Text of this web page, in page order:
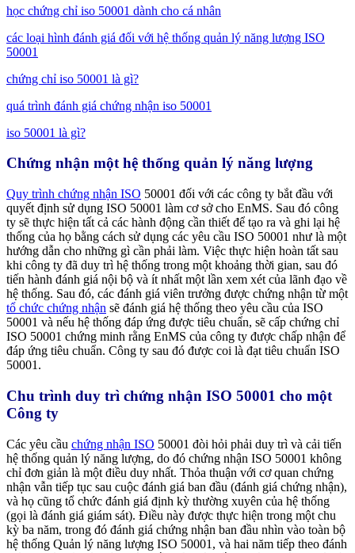
học chứng chỉ iso 50001 dành cho cá nhân
các loại hình đánh giá đối với hệ thống quản lý năng lượng ISO
50001
chứng chỉ iso 50001 là gì?
quá trình đánh giá chứng nhận iso 50001
iso 50001 là gì?
Chứng nhận một hệ thống quản lý năng lượng
Quy trình chứng nhận ISO 50001 đối với các công ty bắt đầu với
quyết định sử dụng ISO 50001 làm cơ sở cho EnMS. Sau đó công
ty sẽ thực hiện tất cả các hành động cần thiết để tạo ra và ghi lại hệ
thống của họ bằng cách sử dụng các yêu cầu ISO 50001 như là một
hướng dẫn cho những gì cần phải làm. Việc thực hiện hoàn tất sau
khi công ty đã duy trì hệ thống trong một khoảng thời gian, sau đó
tiến hành đánh giá nội bộ và ít nhất một lần xem xét của lãnh đạo về
hệ thống. Sau đó, các đánh giá viên trưởng được chứng nhận từ một
tổ chức chứng nhận sẽ đánh giá hệ thống theo yêu cầu của ISO
50001 và nếu hệ thống đáp ứng được tiêu chuẩn, sẽ cấp chứng chỉ
ISO 50001 chứng minh rằng EnMS của công ty được chấp nhận để
đáp ứng tiêu chuẩn. Công ty sau đó được coi là đạt tiêu chuẩn ISO
50001.
Chu trình duy trì chứng nhận ISO 50001 cho một
Công ty
Các yêu cầu chứng nhận ISO 50001 đòi hỏi phải duy trì và cải tiến
hệ thống quản lý năng lượng, do đó chứng nhận ISO 50001 không
chỉ đơn giản là một điều duy nhất. Thỏa thuận với cơ quan chứng
nhận vẫn tiếp tục sau cuộc đánh giá ban đầu (đánh giá chứng nhận),
và họ cũng tổ chức đánh giá định kỳ thường xuyên của hệ thống
(gọi là đánh giá giám sát). Điều này được thực hiện trong một chu
kỳ ba năm, trong đó đánh giá chứng nhận ban đầu nhìn vào toàn bộ
hệ thống Quản lý năng lượng ISO 50001, và hai năm tiếp theo đánh